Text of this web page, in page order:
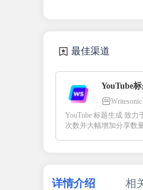
最佳渠道
YouTube
Writesonic...
YouTube 标题生成 致
次数并大幅增加分享数
详情介绍 相